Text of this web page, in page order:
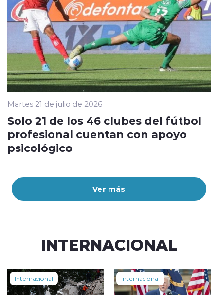
Ver más
Martes 21 de julio de 2026
Solo 21 de los 46 clubes del fútbol
profesional cuentan con apoyo
psicológico
INTERNACIONAL
Internacional Internacional